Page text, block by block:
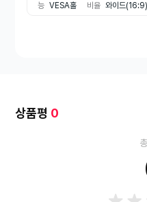
능 VESA홀 비율 와이드(16:9)
상품평 0